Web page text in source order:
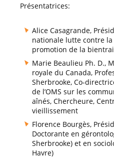
Présentatrices:
Alice Casagrande,
nationale lutte contre
promotion de la
Marie Beaulieu Ph. D.,
royale du Canada,
Sherbrooke, Co-
de l’OMS sur les
aînés, Chercheure,
vieillissement
Florence Bourgès,
Doctorante en
Sherbrooke) et en
Havre)